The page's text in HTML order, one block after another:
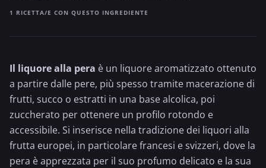
1 RICETTA/E CON QUESTO INGREDIENTE
Il liquore alla pera è un liquore aromatizzato ottenuto
a partire dalle pere, più spesso tramite macerazione di
frutti, succo o estratti in una base alcolica, poi
zuccherato per ottenere un profilo rotondo e
accessibile. Si inserisce nella tradizione dei liquori alla
frutta europei, in particolare francesi e svizzeri, dove la
pera è apprezzata per il suo profumo delicato e la sua